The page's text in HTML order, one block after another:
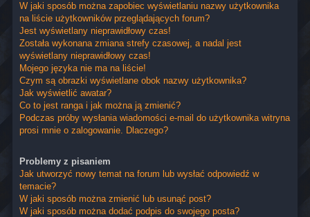
W jaki sposób można zapobiec wyświetlaniu nazwy użytkownika
na liście użytkowników przeglądających forum?
Jest wyświetlany nieprawidłowy czas!
Została wykonana zmiana strefy czasowej, a nadal jest
wyświetlany nieprawidłowy czas!
Mojego języka nie ma na liście!
Czym są obrazki wyświetlane obok nazwy użytkownika?
Jak wyświetlić awatar?
Co to jest ranga i jak można ją zmienić?
Podczas próby wysłania wiadomości e-mail do użytkownika witryna
prosi mnie o zalogowanie. Dlaczego?
Problemy z pisaniem
Jak utworzyć nowy temat na forum lub wysłać odpowiedź w
temacie?
W jaki sposób można zmienić lub usunąć post?
W jaki sposób można dodać podpis do swojego posta?